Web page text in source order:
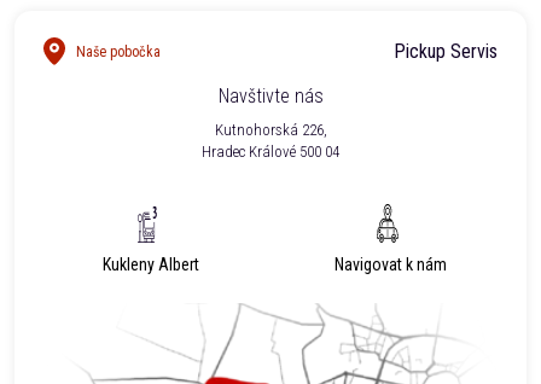
Naše pobočka
Pickup Servis
Navštivte nás
Kutnohorská 226,
Hradec Králové 500 04
Kukleny Albert Navigovat k nám